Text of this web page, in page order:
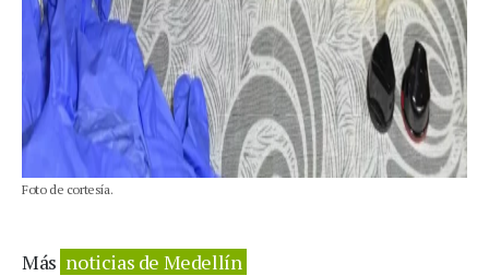
Foto de cortesía.
Más noticias de Medellín